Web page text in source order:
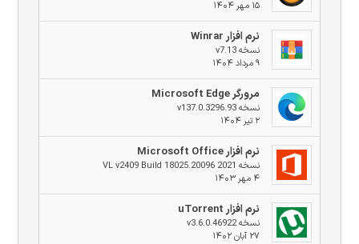
۱۵ مهر ۱۴۰۴
نرم افزار Winrar
نسخه v7.13
۹ مرداد ۱۴۰۴
مرورگر Microsoft Edge
نسخه v137.0.3296.93
۲ تیر ۱۴۰۴
نرم افزار Microsoft Office
نسخه 2021 VL v2409 Build 18025.20096
۴ مهر ۱۴۰۳
نرم افزار uTorrent
نسخه v3.6.0.46922
۲۷ آبان ۱۴۰۲